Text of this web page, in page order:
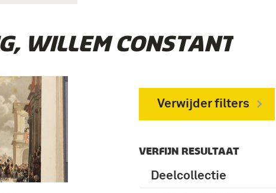
WILLEM CONSTANTIJN’
Verwijder filters
VERFIJN RESULTAAT
Deelcollectie